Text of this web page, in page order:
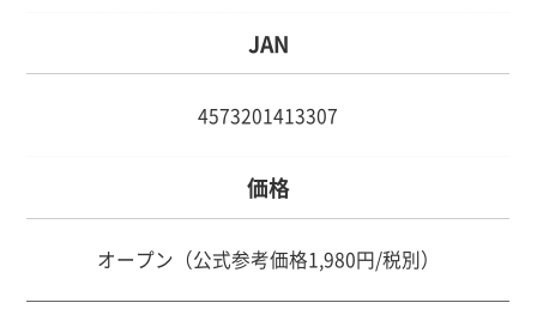
JAN
4573201413307
価格
オープン（公式参考価格1,980円/税別）